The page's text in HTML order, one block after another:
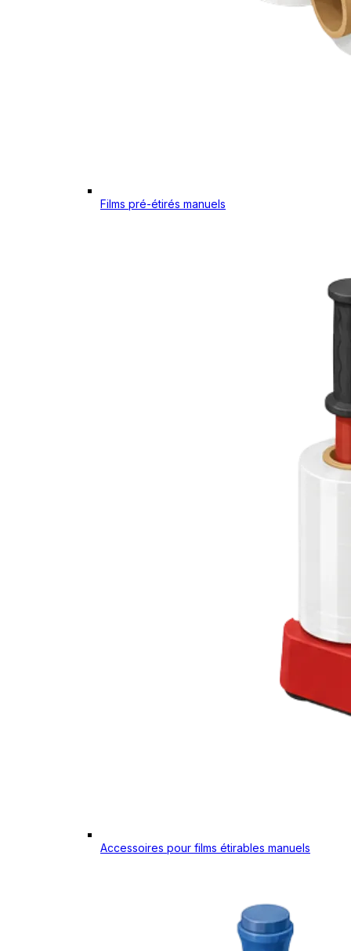
Films pré-étirés manuels
Accessoires pour films étirables manuels